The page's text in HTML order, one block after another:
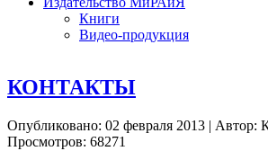
Книги
Видео-продукция
КОНТАКТЫ
Опубликовано: 02 февраля 2013 | Автор:
Просмотров: 68271